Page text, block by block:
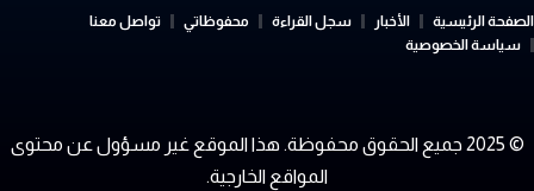
الرئيسية الأخبار سجل القراءة محفوظاتي
تواصل معنا
سياسة الخصوصية
© 2025 جميع الحقوق محفوظة. هذا الموقع غير مسؤول عن محتوى
المواقع الخارجية.